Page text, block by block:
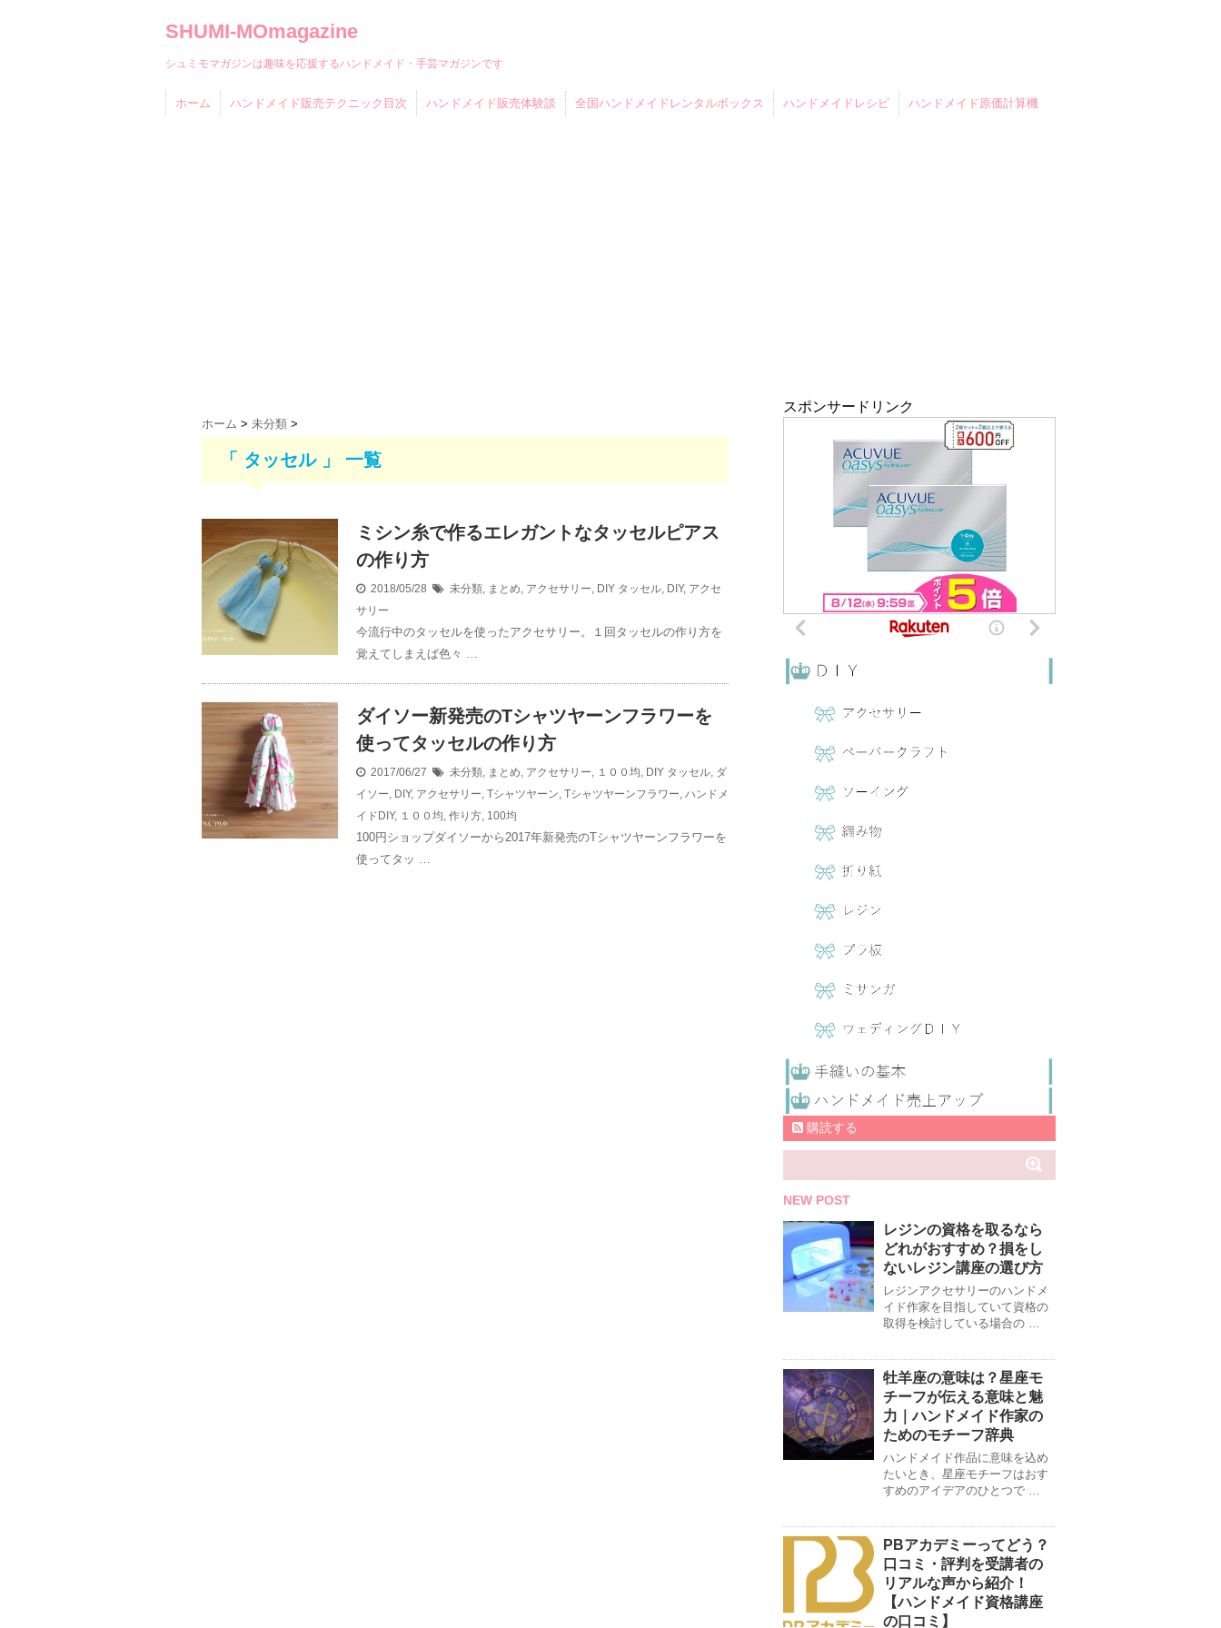
SHUMI-MOmagazine
シュミモマガジンは趣味を応援するハンドメイド・手芸マガジンです
ホーム ハンドメイド販売テクニック目次 ハンドメイド販売体験談 全国ハンドメイドレンタルボックス ハンドメイドレシピ ハンドメイド原価計算機
ホーム > 未分類 >
「 タッセル 」 一覧
ミシン糸で作るエレガントなタッセルピアス
の作り方
2018/05/28 未分類, まとめ, アクセサリー, DIY タッセル, DIY, アクセ
サリー
今流行中のタッセルを使ったアクセサリー。１回タッセルの作り方を
覚えてしまえば色々 …
ダイソー新発売のTシャツヤーンフラワーを
使ってタッセルの作り方
2017/06/27 未分類, まとめ, アクセサリー, １００均, DIY タッセル, ダ
イソー, DIY, アクセサリー, Tシャツヤーン, Tシャツヤーンフラワー, ハンドメ
イドDIY, １００均, 作り方, 100均
100円ショップダイソーから2017年新発売のTシャツヤーンフラワーを
使ってタッ …
スポンサードリンク
購読する
NEW POST
レジンの資格を取るなら
どれがおすすめ？損をし
ないレジン講座の選び方
レジンアクセサリーのハンドメ
イド作家を目指していて資格の
取得を検討している場合の …
牡羊座の意味は？星座モ
チーフが伝える意味と魅
力｜ハンドメイド作家の
ためのモチーフ辞典
ハンドメイド作品に意味を込め
たいとき、星座モチーフはおす
すめのアイデアのひとつで …
PBアカデミーってどう？
口コミ・評判を受講者の
リアルな声から紹介！
【ハンドメイド資格講座
の口コミ】